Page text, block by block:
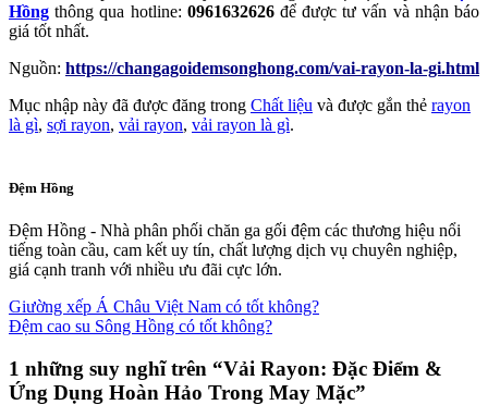
Hồng thông qua hotline: 0961632626để được tư vấn và nhận báo
giá tốt nhất.
Nguồn: https://changagoidemsonghong.com/vai-rayon-la-gi.html
Mục nhập này đã được đăng trong Chất liệu và được gắn thẻ rayon
là gì, sợi rayon, vải rayon, vải rayon là gì.
Đệm Hồng
Đệm Hồng - Nhà phân phối chăn ga gối đệm các thương hiệu nổi
tiếng toàn cầu, cam kết uy tín, chất lượng dịch vụ chuyên nghiệp,
giá cạnh tranh với nhiều ưu đãi cực lớn.
Giường xếp Á Châu Việt Nam có tốt không?
Đệm cao su Sông Hồng có tốt không?
1 những suy nghĩ trên “Vải Rayon: Đặc Điểm &
Ứng Dụng Hoàn Hảo Trong May Mặc”